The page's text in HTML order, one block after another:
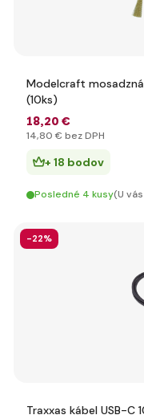
Modelcraft
(10ks)
18,20 €
14,80 € bez DPH
+ 18 bodov
Posledné 4 kusy(U
-22%
Traxxas kábel USB-C